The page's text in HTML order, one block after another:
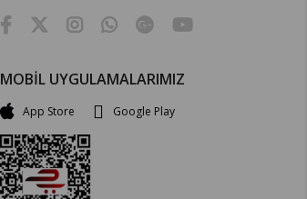
MOBİL UYGULAMALARIMIZ
App Store Google Play